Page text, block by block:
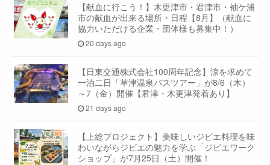
【献血に行こう！】木更津市・君津市・袖ケ浦
市の献血が出来る場所・日程【8月】（献血に
協力いただける企業・団体様も募集中！）
20 days ago
【日東交通株式会社100周年記念】涼を求めて
一泊二日「草津温泉バスツアー」が8/6（木）
～7（金）開催【君津・木更津発着あり】
21 days ago
【上総プロジェクト】美味しいジビエ料理を味
わいながらジビエの魅力を学ぶ「ジビエワーク
ショップ」が7月25日（土）開催！